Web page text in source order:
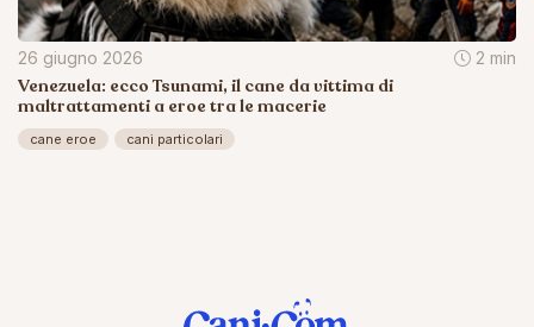
26 giugno 2026 2 min
Venezuela: ecco Tsunami, il cane da vittima di
maltrattamenti a eroe tra le macerie
cane eroe cani particolari